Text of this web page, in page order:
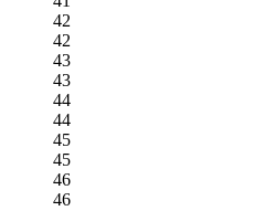
42
42
43
43
44
44
45
45
46
46